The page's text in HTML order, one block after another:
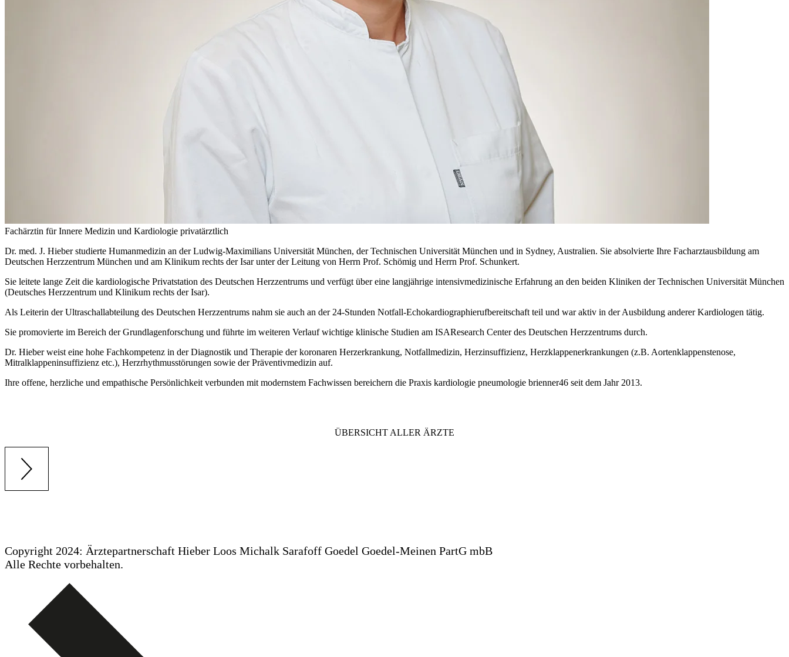
Fachärztin für Innere Medizin und Kardiologie privatärztlich
Dr. med. J. Hieber studierte Humanmedizin an der Ludwig-Maximilians Universität München, der Technischen Universität München und in Sydney, Australien. Sie absolvierte Ihre Facharztausbildung am
Deutschen Herzzentrum München und am Klinikum rechts der Isar unter der Leitung von Herrn Prof. Schömig und Herrn Prof. Schunkert.
Sie leitete lange Zeit die kardiologische Privatstation des Deutschen Herzzentrums und verfügt über eine langjährige intensivmedizinische Erfahrung an den beiden Kliniken der Technischen Universität München
(Deutsches Herzzentrum und Klinikum rechts der Isar).
Als Leiterin der Ultraschallabteilung des Deutschen Herzzentrums nahm sie auch an der 24-Stunden Notfall-Echokardiographierufbereitschaft teil und war aktiv in der Ausbildung anderer Kardiologen tätig.
Sie promovierte im Bereich der Grundlagenforschung und führte im weiteren Verlauf wichtige klinische Studien am ISAResearch Center des Deutschen Herzzentrums durch.
Dr. Hieber weist eine hohe Fachkompetenz in der Diagnostik und Therapie der koronaren Herzerkrankung, Notfallmedizin, Herzinsuffizienz, Herzklappenerkrankungen (z.B. Aortenklappenstenose,
Mitralklappeninsuffizienz etc.), Herzrhythmusstörungen sowie der Präventivmedizin auf.
Ihre offene, herzliche und empathische Persönlichkeit verbunden mit modernstem Fachwissen bereichern die Praxis kardiologie pneumologie brienner46 seit dem Jahr 2013.
ÜBERSICHT ALLER ÄRZTE
Copyright 2024: Ärztepartnerschaft Hieber Loos Michalk Sarafoff Goedel Goedel-Meinen PartG mbB
Alle Rechte vorbehalten.